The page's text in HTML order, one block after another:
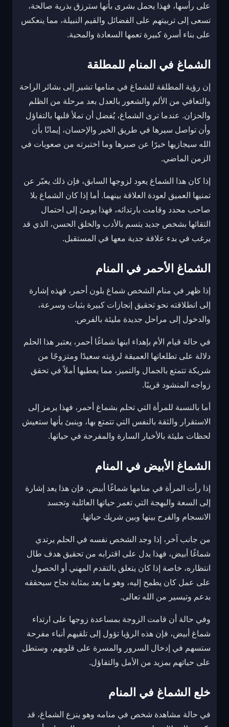
على رأسها، فهذا يحمل بشرى بأنها سترزق بذرية صالحة،
تسعى إلى تربيتهم على الفضائل والقيم النبيلة، مما ينعكس
على بناء أسرة كبيرة تعمها السعادة والمحبة.
الشماغ في المنام للمطلقة
إن رؤية المطلقة للشماغ في منامها تشير إلى بشائر الراحة
والتعافي من الألم والشعور بالعدل بعد مرحلة من الظلم
والحزان. عندما ترى الشماغ، يُفضل أن تملأ قلبها بالتفاؤل
وأن تواصل سيرها في طريق الخير والإحسان، إيمانًا بأن
الله سيجازيها خيرًا عن صبرها وما اختبرته من صعوبات في
الزمن الماضي.
إذا كان هذا الشماغ يعود لزوجها السابق، فإن ذلك يعبّر عن
تمنيها العميق لعودة العلاقة بينهما. أما إذا كان الشماغ بلا
صاحب محدد وقامت بارتدائه، فهذا يومئ إلى احتمال
التقائها بشخص جديد يتسم بالأدب والخلق الحسن، الذي قد
يرغب في بدء علاقة جدية معها في المستقبل.
الشماغ الأحمر في المنام
إذا ظهر في منام الشخص شماغ بلون أحمر، فهذه إشارة
إلى انطلاقته نحو تحقيق إنجازات كبيرة بثبات وسرعة،
والدخول إلى مراحل جديدة مليئة بالفرص.
في حالة قيام الأم بإهداء ابنها شماغًا أحمر، يعتبر هذا الحلم
دلالة على تطلعاتها العميقة لرؤيته سعيدًا ومتزوجًا من
شريكة تتمتع بالجمال والتميز، مما يعطيها أملاً في تحقق
زواجه المنشود قريبًا.
أما بالنسبة للمرأة التي تحلم بشماغ أحمر، فهذا يرمز إلى
الاستقرار والثقة بالنفس التي تتمتع بها، وينبئ بأنها ستعيش
لحظات مليئة بالأخبار السارة والمفرحة في حياتها.
الشماغ الأبيض في المنام
إذا رأت المرأة في منامها شماغًا أبيض، فإن هذا يعد إشارة
إلى السعة والبهجة التي تغمر حياتها العائلية وتجسد
الانسجام والفرح بينها وبين شريك حياتها.
من جانب آخر، إذا وجد الشخص نفسه في الحلم يرتدي
شماغًا أبيض، فهذا يدل على اقترابه من تحقيق هدف طال
انتظاره، خاصة إذا كان يتعلق بالتقدم المهني أو الحصول
على عمل كان يطمح إليه، وهو ما يعد بمثابة نجاح سيحققه
بدعم وتيسير من الله تعالى.
وفي حالة أن قامت الزوجة بمساعدة زوجها على ارتداء
شماغ أبيض، فإن هذه الرؤيا تؤول إلى تلقيهم أنباء مفرحة
ستسهم في إدخال السرور والمسرة على قلوبهم، وستطل
على حياتهم بمزيد من الأمل والتفاؤل.
خلع الشماغ في المنام
في حالة مشاهدة شخص في منامه وهو ينزع الشماغ، قد